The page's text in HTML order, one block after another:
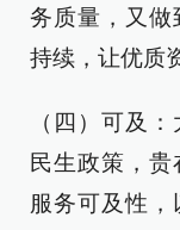
务质量，又做
持续，让优质
（四）可及
民生政策，
服务可及性